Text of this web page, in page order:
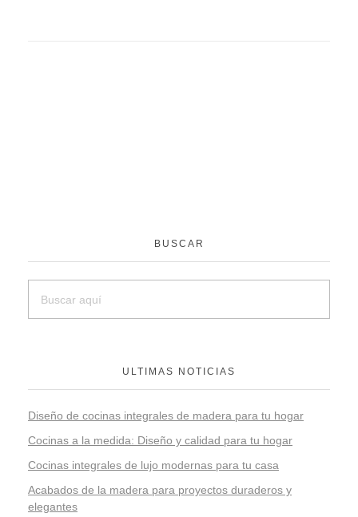
BUSCAR
ULTIMAS NOTICIAS
Diseño de cocinas integrales de madera para tu hogar
Cocinas a la medida: Diseño y calidad para tu hogar
Cocinas integrales de lujo modernas para tu casa
Acabados de la madera para proyectos duraderos y
elegantes